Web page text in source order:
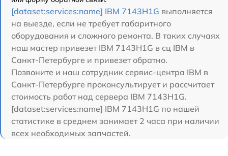
[dataset:services:name] IBM 7143H1G выполняется
на выезде, если не требует габаритного
оборудования и сложного ремонта. В таких случаях
наш мастер привезет IBM 7143H1G в сц IBM в
Санкт-Петербурге и привезет обратно.
Позвоните и наш сотрудник сервис-центра IBM в
Санкт-Петербурге проконсультирует и рассчитает
стоимость работ над сервера IBM 7143H1G.
[dataset:services:name] IBM 7143H1G по нашей
статистике в среднем занимает 2 часа при наличии
всех необходимых запчастей.